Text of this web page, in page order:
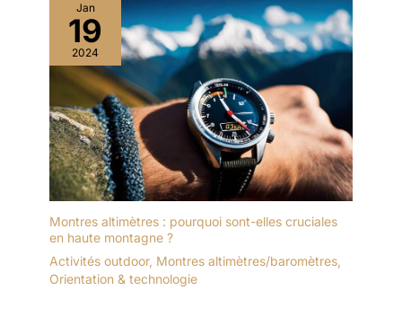
Jan
19
2024
Montres altimètres : pourquoi sont-elles cruciales
en haute montagne ?
Activités outdoor, Montres altimètres/baromètres,
Orientation & technologie